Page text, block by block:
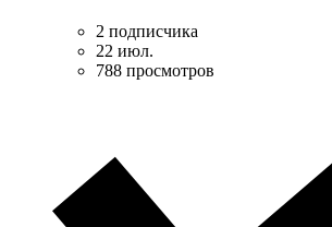
2 подписчика
22 июл.
788 просмотров